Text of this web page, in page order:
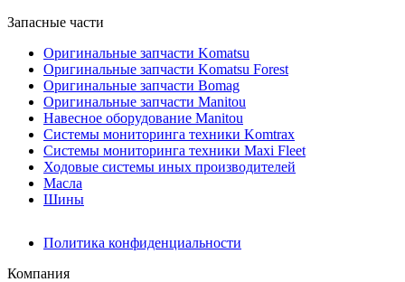
Запасные части
Оригинальные запчасти Komatsu
Оригинальные запчасти Komatsu Forest
Оригинальные запчасти Bomag
Оригинальные запчасти Manitou
Навесное оборудование Manitou
Системы мониторинга техники Komtrax
Системы мониторинга техники Maxi Fleet
Ходовые системы иных производителей
Масла
Шины
Политика конфиденциальности
Компания